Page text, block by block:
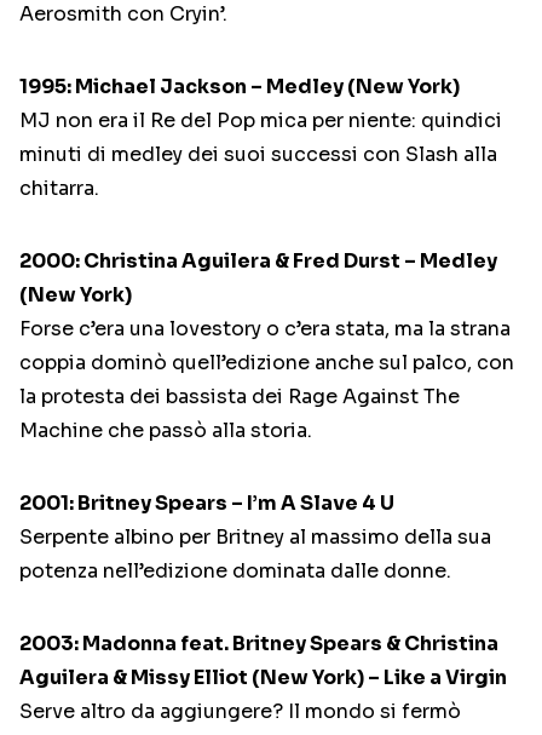
Aerosmith con Cryin’.
1995: Michael Jackson – Medley (New York)
MJ non era il Re del Pop mica per niente: quindici
minuti di medley dei suoi successi con Slash alla
chitarra.
2000: Christina Aguilera & Fred Durst – Medley
(New York)
Forse c’era una lovestory o c’era stata, ma la strana
coppia dominò quell’edizione anche sul palco, con
la protesta dei bassista dei Rage Against The
Machine che passò alla storia.
2001: Britney Spears – I’m A Slave 4 U
Serpente albino per Britney al massimo della sua
potenza nell’edizione dominata dalle donne.
2003: Madonna feat. Britney Spears & Christina
Aguilera & Missy Elliot (New York) – Like a Virgin
Serve altro da aggiungere? Il mondo si fermò